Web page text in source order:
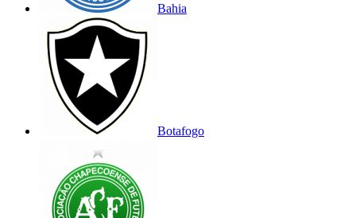
Bahia
Botafogo